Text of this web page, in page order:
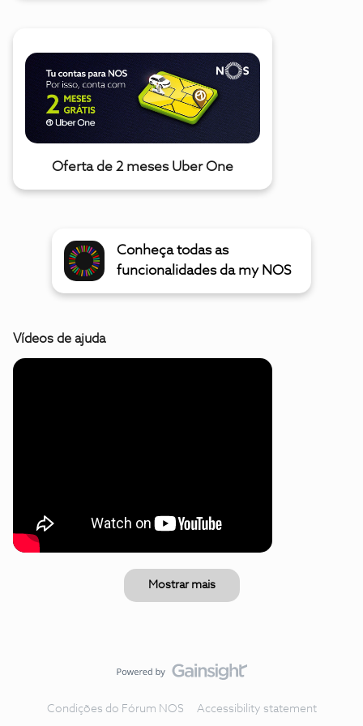
Oferta de 2 meses Uber One
Conheça todas as
funcionalidades da my NOS
Vídeos de ajuda
Mostrar mais
Condições do Fórum NOS Accessibility statement